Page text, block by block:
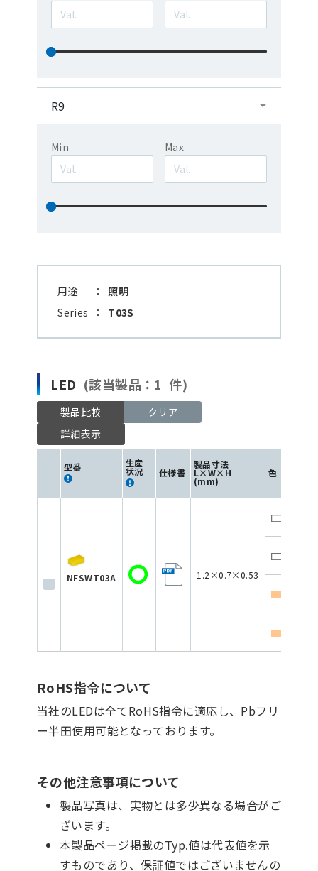
R9
Min Max
用途 ：
照明
Series
： T03S
LED (該当製品：1 件)
製品比較
クリア
詳細表示
型番 生産
状況 仕様書
製品寸法
L×W×H
(mm)
色
NFSWT03A 1.2×0.7×0.53
RoHS指令について
当社のLEDは全てRoHS指令に適応し、Pbフリ
ー半田使用可能となっております。
その他注意事項について
製品写真は、実物とは多少異なる場合がご
ざいます。
本製品ページ掲載のTyp.値は代表値を示
すものであり、保証値ではございませんの